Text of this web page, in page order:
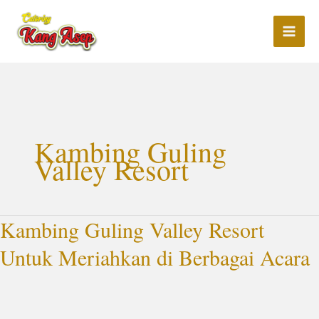
konten
Kambing Guling
Valley Resort
Kambing Guling Valley Resort
Untuk Meriahkan di Berbagai Acara
Kambing
Guling
Valley